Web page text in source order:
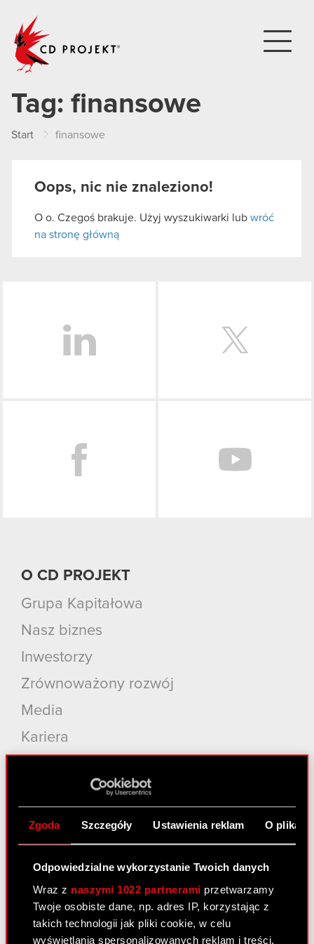
Zgoda Szczegóły Ustawienia reklam O
Odpowiedzialne wykorzystanie Twoich danych
Wraz z naszymi 1022 partnerami przetwarzamy
Twoje osobiste dane, np. adres IP, korzystając z
takich technologii jak pliki cookie, w celu
wyświetlania spersonalizowanych reklam i treści,
Tag: finansowe
Start finansowe
Oops, nic nie znaleziono!
O o. Czegoś brakuje. Użyj wyszukiwarki lub wróć
na stronę główną
O CD PROJEKT
Grupa Kapitałowa
Nasz biznes
Inwestorzy
Zrównoważony rozwój
Media
Kariera
Produkty
Wiedźmin 3: Dziki Gon
Wiedźmin 2: Zabójcy Królów